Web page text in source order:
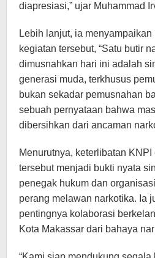
diapresiasi,” ujar Muhammad
Lebih lanjut, ia
kegiatan tersebut, “Satu butir
dimusnahkan hari ini adalah
generasi muda, terkhusus
bukan sekadar pemusnahan
sebuah pernyataan bahwa
dibersihkan dari ancaman
Menurutnya, keterlibatan
tersebut menjadi bukti nyata
penegak hukum dan
perang melawan narkotika. Ia
pentingnya kolaborasi
Kota Makassar dari bahaya